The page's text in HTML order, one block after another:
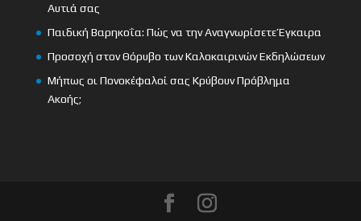
Αυτιά σας
Παιδική Βαρηκοΐα: Πώς να την Αναγνωρίσετε Έγκαιρα
Προσοχή στον Θόρυβο των Καλοκαιρινών Εκδηλώσεων
Μήπως οι Πονοκέφαλοί σας Κρύβουν Πρόβλημα
Ακοής;